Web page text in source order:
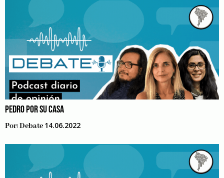
PEDRO POR SU CASA
Por:Debate 14.06.2022